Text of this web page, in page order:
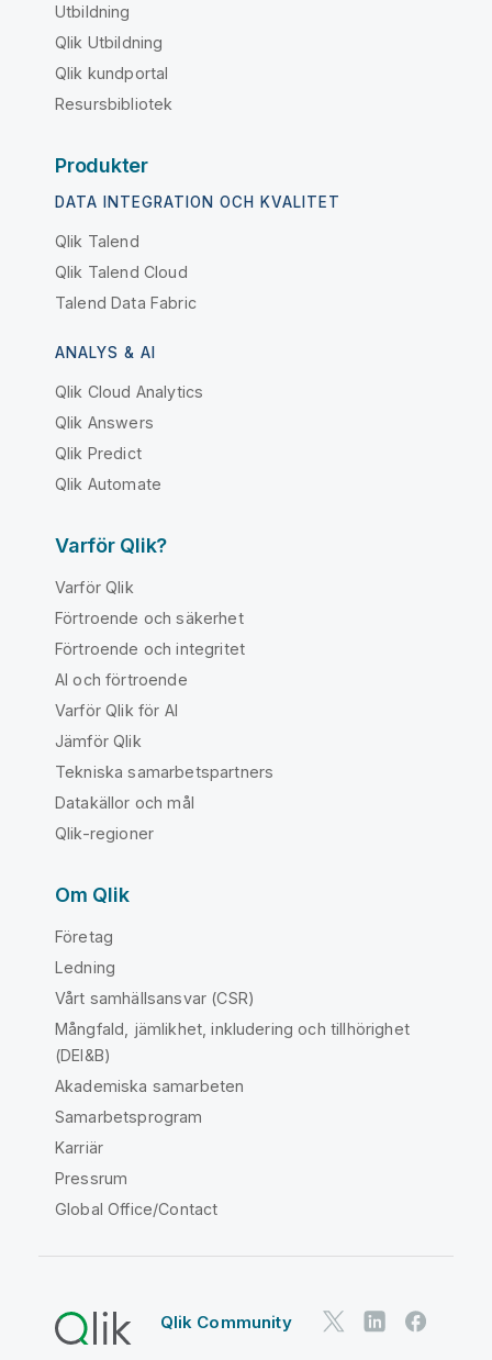
Utbildning
Qlik Utbildning
Qlik kundportal
Resursbibliotek
Produkter
DATA INTEGRATION OCH KVALITET
Qlik Talend
Qlik Talend Cloud
Talend Data Fabric
ANALYS & AI
Qlik Cloud Analytics
Qlik Answers
Qlik Predict
Qlik Automate
Varför Qlik?
Varför Qlik
Förtroende och säkerhet
Förtroende och integritet
AI och förtroende
Varför Qlik för AI
Jämför Qlik
Tekniska samarbetspartners
Datakällor och mål
Qlik-regioner
Om Qlik
Företag
Ledning
Vårt samhällsansvar (CSR)
Mångfald, jämlikhet, inkludering och tillhörighet
(DEI&B)
Akademiska samarbeten
Samarbetsprogram
Karriär
Pressrum
Global Office/Contact
Qlik Community